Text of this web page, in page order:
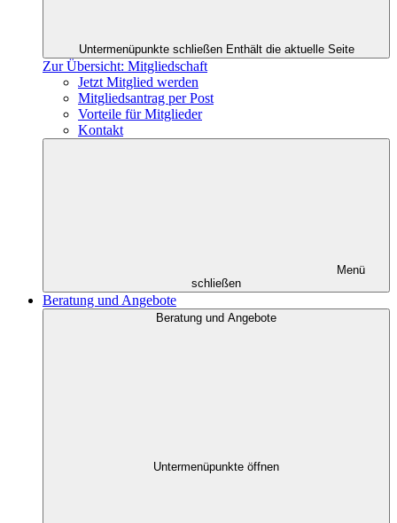
Untermenüpunkte schließen Enthält die aktuelle Seite
Zur Übersicht: Mitgliedschaft
Jetzt Mitglied werden
Mitgliedsantrag per Post
Vorteile für Mitglieder
Kontakt
Menü
schließen
Beratung und Angebote
Beratung und Angebote
Untermenüpunkte öffnen